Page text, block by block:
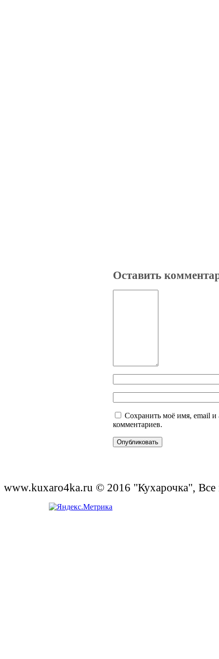
Оставить
Сохранить моё имя, email и
комментариев.
www.kuxaro4ka.ru © 2016 "Кухарочка",